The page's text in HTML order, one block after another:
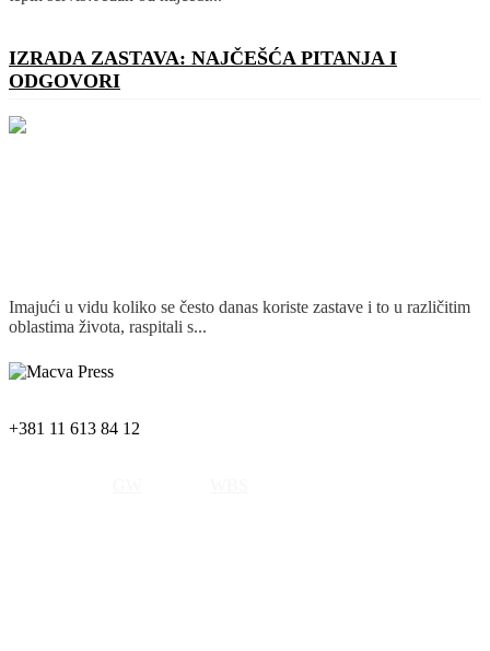
IZRADA ZASTAVA: NAJČEŠĆA PITANJA I
ODGOVORI
Imajući u vidu koliko se često danas koriste zastave i to u različitim
oblastima života, raspitali s...
+381 11 613 84 12